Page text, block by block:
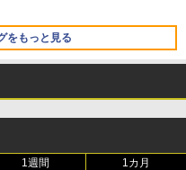
キー搭載/Win 11/15.6型/
SSD 512GB/ホワイト) FM
をもっと見る
イ、色調調節ライト、12
リー、広告なし、ブラッ
1週間 1カ月